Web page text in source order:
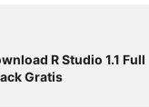
R Studio 1.1 Full
Gratis